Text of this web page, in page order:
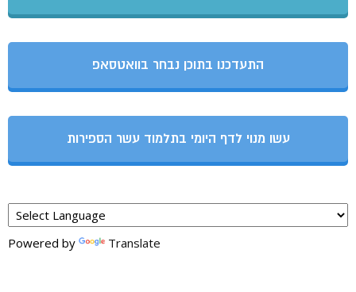
התעדכנו בתוכן נבחר בוואטסאפ
עשו מנוי לדף היומי בתלמוד עשר הספירות
Powered by Translate